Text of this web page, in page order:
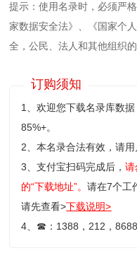
提示：使用名录时，必须严
家数据安全法》、《国家个
全，公民、法人和其他组织的
订购须知
1、欢迎您下载名录库数
85%+。
2、本名录合法有效，请
3、支付宝扫码完成后，请
的“下载地址”。请在7个工
请先查看>下载说明>
4、 ☎ ：1388，212，